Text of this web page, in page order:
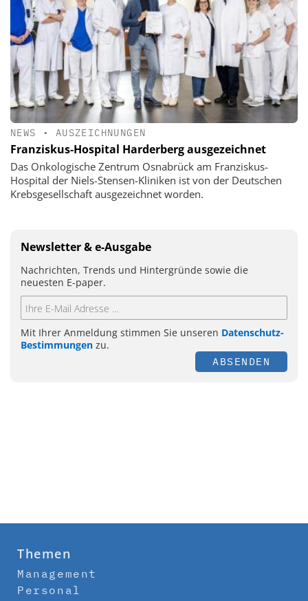
NEWS • AUSZEICHNUNGEN
Franziskus-Hospital Harderberg ausgezeichnet
Das Onkologische Zentrum Osnabrück am Franziskus-
Hospital der Niels-Stensen-Kliniken ist von der Deutschen
Krebsgesellschaft ausgezeichnet worden.
Newsletter & e-Ausgabe
Nachrichten, Trends und Hintergründe sowie die
neuesten E-paper.
Mit Ihrer Anmeldung stimmen Sie unseren Datenschutz-
Bestimmungen zu.
ABSENDEN
Themen
Management
Personal